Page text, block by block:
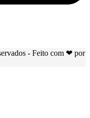
- Feito com ❤ por